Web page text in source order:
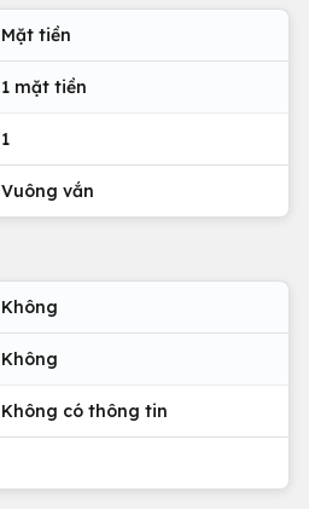
Mặt tiền
1 mặt tiền
1
Vuông vắn
Không
Không
Không có thông tin